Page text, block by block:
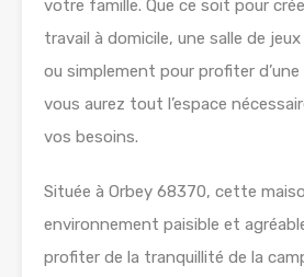
votre famille. Que ce soit pour
travail à domicile, une salle de
ou simplement pour profiter d’une
vous aurez tout l’espace
vos besoins.
Située à Orbey 68370, cette
environnement paisible et
profiter de la tranquillité de la